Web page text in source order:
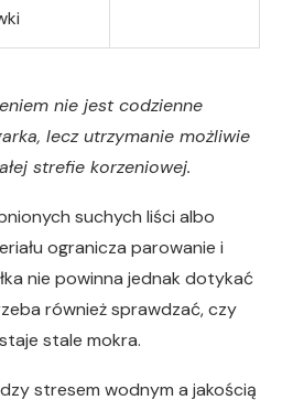
nie jest codzienne
lecz utrzymanie możliwie
strefie korzeniowej.
suchych liści albo
ogranicza parowanie i
nie powinna jednak dotykać
również sprawdzać, czy
stale mokra.
stresem wodnym a jakością